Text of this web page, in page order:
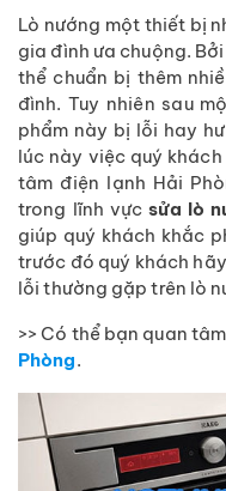
Lò nướng một thiết bị
gia đình ưa chuộng.
thể chuẩn bị thêm
đình. Tuy nhiên sau
phẩm này bị lỗi hay
lúc này việc quý
tâm điện lạnh Hải
trong lĩnh vựcsửa lò
giúp quý khách khắc
trước đó quý khách
lỗi thường gặp trên lò
>> Có thể bạn quan
Phòng.